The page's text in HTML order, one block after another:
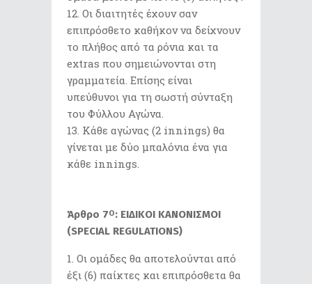
Οι διαιτητές έχουν σαν
επιπρόσθετο καθήκον να δείχνουν
το πλήθος από τα ρόνια και τα
extras που σημειώνονται στη
γραμματεία. Επίσης είναι
υπεύθυνοι για τη σωστή σύνταξη
του Φύλλου Αγώνα.
Κάθε αγώνας (2 innings) θα
γίνεται με δύο μπαλόνια ένα για
κάθε innings.
Άρθρο 7Ο: ΕΙΔΙΚΟΙ ΚΑΝΟΝΙΣΜΟΙ
(SPECIAL REGULATIONS)
Οι ομάδες θα αποτελούνται από
έξι (6) παίκτες και επιπρόσθετα θα